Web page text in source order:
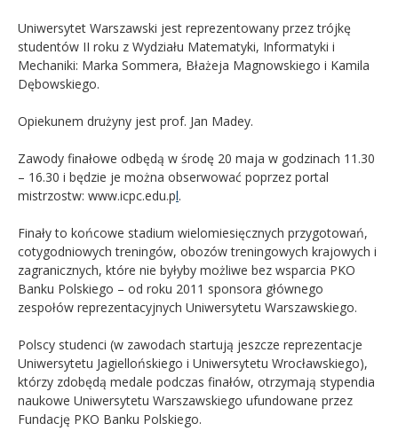
Uniwersytet Warszawski jest reprezentowany przez trójkę
studentów II roku z Wydziału Matematyki, Informatyki i
Mechaniki: Marka Sommera, Błażeja Magnowskiego i Kamila
Dębowskiego.
Opiekunem drużyny jest prof. Jan Madey.
Zawody finałowe odbędą w środę 20 maja w godzinach 11.30
– 16.30 i będzie je można obserwować poprzez portal
mistrzostw: www.icpc.edu.pl.
Finały to końcowe stadium wielomiesięcznych przygotowań,
cotygodniowych treningów, obozów treningowych krajowych i
zagranicznych, które nie byłyby możliwe bez wsparcia PKO
Banku Polskiego – od roku 2011 sponsora głównego
zespołów reprezentacyjnych Uniwersytetu Warszawskiego.
Polscy studenci (w zawodach startują jeszcze reprezentacje
Uniwersytetu Jagiellońskiego i Uniwersytetu Wrocławskiego),
którzy zdobędą medale podczas finałów, otrzymają stypendia
naukowe Uniwersytetu Warszawskiego ufundowane przez
Fundację PKO Banku Polskiego.